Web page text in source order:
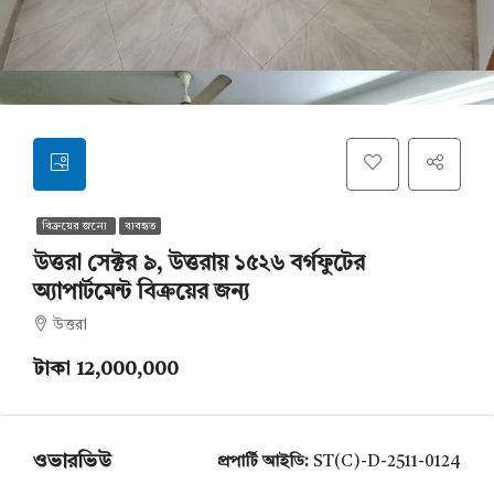
বিক্রয়ের জন্যে ব্যবহৃত
উত্তরা সেক্টর ৯, উত্তরায় ১৫২৬ বর্গফুটের
অ্যাপার্টমেন্ট বিক্রয়ের জন্য
উত্তরা
টাকা 12,000,000
ওভারভিউ প্রপার্টি আইডি: ST(C)-D-2511-0124